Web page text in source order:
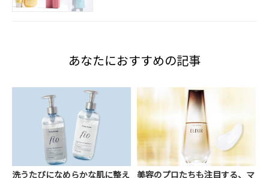
あなたにおすすめの記事
洗うたびになめらかな肌に整え
美容のプロたちも注目する、マ